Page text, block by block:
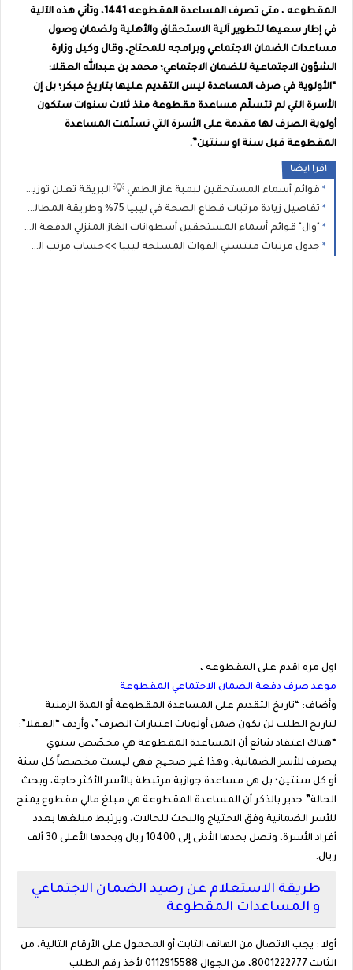
المقطوعه ، متى تصرف المساعدة المقطوعه 1441، وتأتي هذه الآلية
في إطار سعيها لتطوير آلية الاستحقاق والأهلية ولضمان وصول
مساعدات الضمان الاجتماعي وبرامجه للمحتاج، وقال وكيل وزارة
الشؤون الاجتماعية للضمان الاجتماعي؛ محمد بن عبدالله العقلا:
“الأولوية في صرف المساعدة ليس التقديم عليها بتاريخ مبكر؛ بل إن
الأسرة التي لم تتسلّم مساعدة مقطوعة منذ ثلاث سنوات ستكون
أولوية الصرف لها مقدمة على الأسرة التي تسلّمت المساعدة
المقطوعة قبل سنة او سنتين”.
اقرا ايضا
قوائم أسماء المستحقين لبمبة غاز الطهي 💡 البريقة تعلن توزيع (الدفعة الثانية) من إسطوانات الغاز بمدينة جالو للمدرجين بـ 2026
تفاصيل زيادة مرتبات قطاع الصحة في ليبيا 75% وطريقة المطالبة بالفروقات المالية المتبقية عن طريق وزارة الصحة الليبية؟
"وال" قوائم أسماء المستحقين أسطوانات الغاز المنزلي الدفعة الجديدة: الشروط ورابط طباعة الإيصال للمسجلين (2021، 2025، و2026)
جدول مرتبات منتسبي القوات المسلحة ليبيا >>حساب مرتب العسكري بعد الزيادة بناءً على الرتبة وسنوات الخدمة
اول مره اقدم على المقطوعه ،
موعد صرف دفعة الضمان الاجتماعي المقطوعة
وأضاف: “تاريخ التقديم على المساعدة المقطوعة أو المدة الزمنية
لتاريخ الطلب لن تكون ضمن أولويات اعتبارات الصرف”، وأردف “العقلا”:
“هناك اعتقاد شائع أن المساعدة المقطوعة هي مخصّص سنوي
يصرف للأسر الضمانية، وهذا غير صحيح فهي ليست مخصصاً كل سنة
أو كل سنتين؛ بل هي مساعدة جوازية مرتبطة بالأسر الأكثر حاجة، وبحث
الحالة”.جدير بالذكر أن المساعدة المقطوعة هي مبلغ مالي مقطوع يمنح
للأسر الضمانية وفق الاحتياج والبحث للحالات، ويرتبط مبلغها بعدد
أفراد الأسرة، وتصل بحدها الأدنى إلى 10400 ريال وبحدها الأعلى 30 ألف
ريال.
طريقة الاستعلام عن رصيد الضمان الاجتماعي
و المساعدات المقطوعة
أولا : يجب الاتصال من الهاتف الثابت أو المحمول على الأرقام التالية، من
الثابت 8001222777، من الجوال 0112915588 لأخذ رقم الطلب